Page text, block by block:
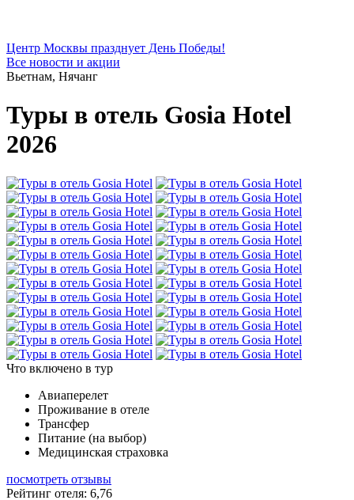
Центр Москвы празднует День Победы!
Все новости и акции
Вьетнам, Нячанг
Туры в отель Gosia Hotel
2026
Что включено в тур
Авиаперелет
Проживание в отеле
Трансфер
Питание (на выбор)
Медицинская страховка
посмотреть отзывы
Рейтинг отеля: 6,76